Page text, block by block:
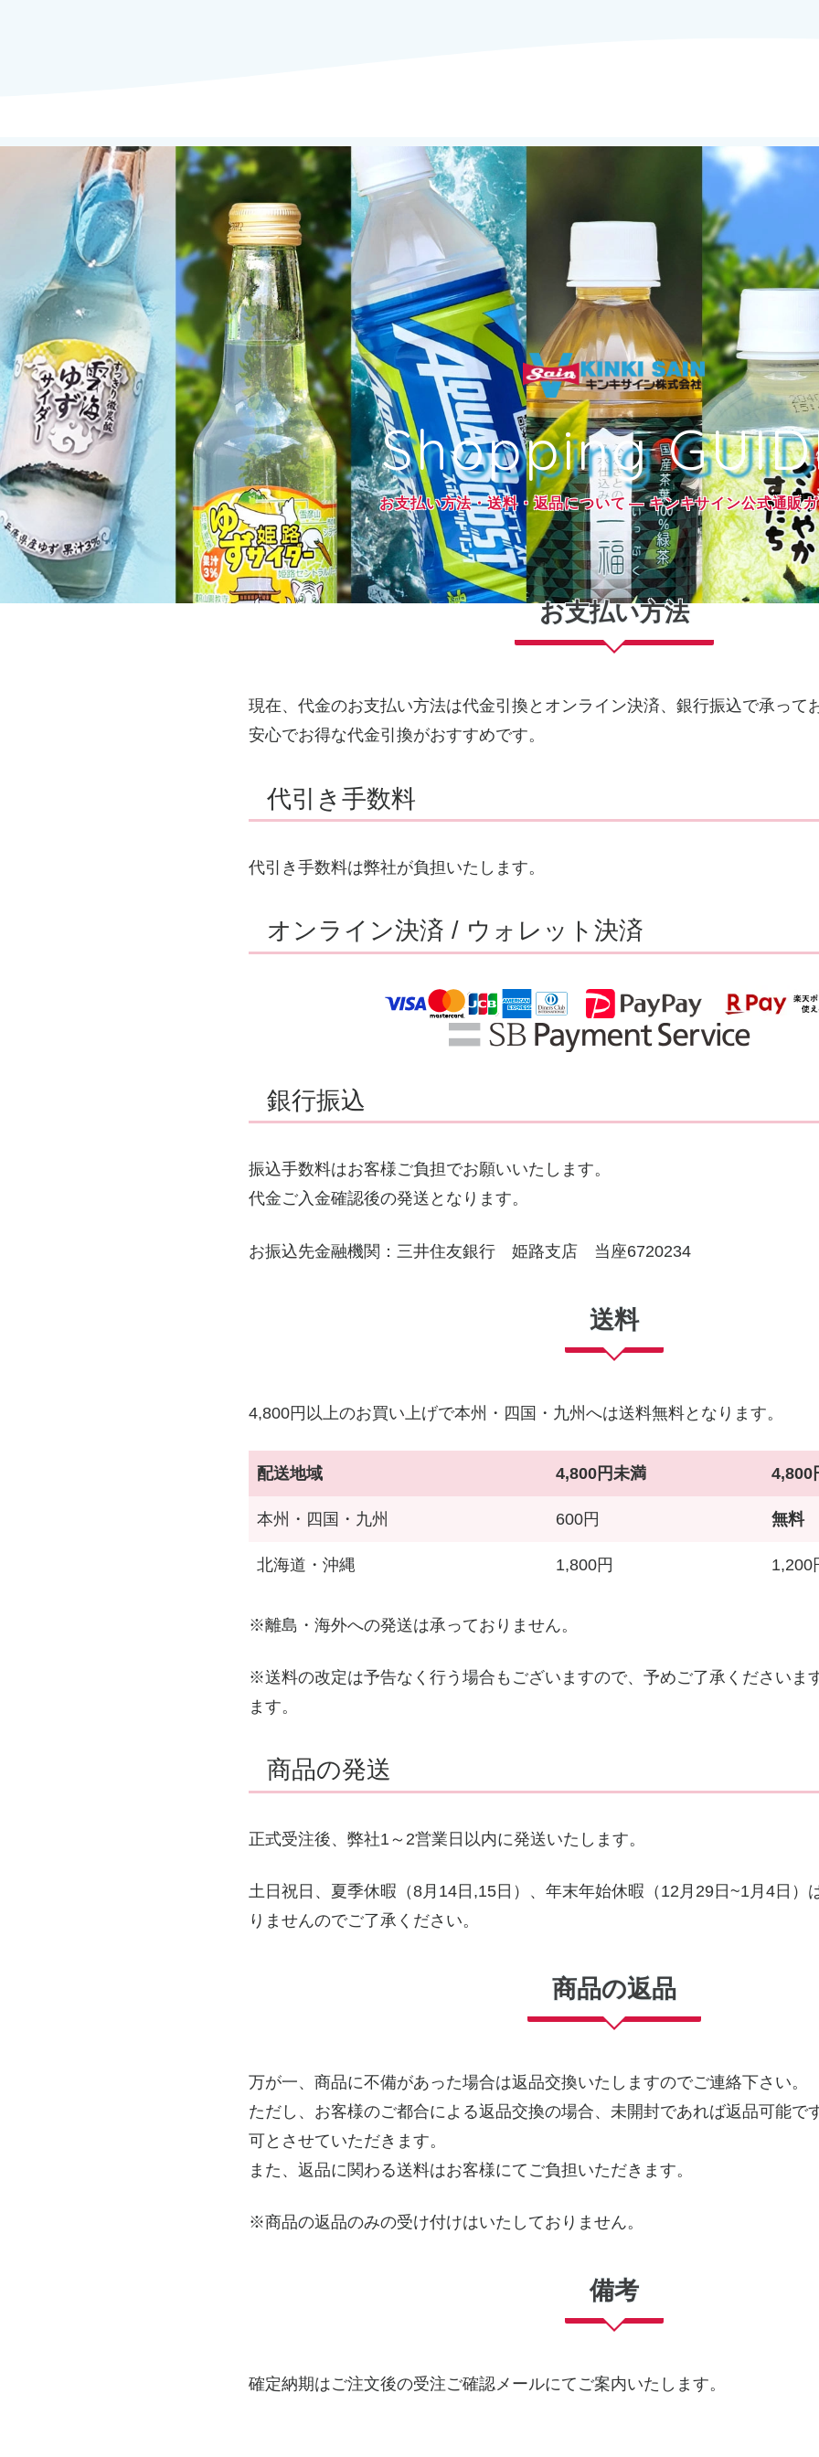
お支払い方法・送料・返品について ― キンキサイン公式通販
お支払い方法
現在、代金のお支払い方法は代金引換とオンライン決済、銀行振込で承って
安心でお得な代金引換がおすすめです。
代引き手数料
代引き手数料は弊社が負担いたします。
オンライン決済 / ウォレット決済
銀行振込
振込手数料はお客様ご負担でお願いいたします。
代金ご入金確認後の発送となります。
お振込先金融機関：三井住友銀行 姫路支店 当座6720234
送料
4,800円以上のお買い上げで本州・四国・九州へは送料無料となります。
配送地域 4,800円未満 4,800
本州・四国・九州 600円 無料
北海道・沖縄 1,800円 1,200
※離島・海外への発送は承っておりません。
※送料の改定は予告なく行う場合もございますので、予めご了承くださいま
ます。
商品の発送
正式受注後、弊社1～2営業日以内に発送いたします。
土日祝日、夏季休暇（8月14日,15日）、年末年始休暇（12月29日~1月4日）
りませんのでご了承ください。
商品の返品
万が一、商品に不備があった場合は返品交換いたしますのでご連絡下さい。
ただし、お客様のご都合による返品交換の場合、未開封であれば返品可能で
可とさせていただきます。
また、返品に関わる送料はお客様にてご負担いただきます。
※商品の返品のみの受け付けはいたしておりません。
備考
確定納期はご注文後の受注ご確認メールにてご案内いたします。